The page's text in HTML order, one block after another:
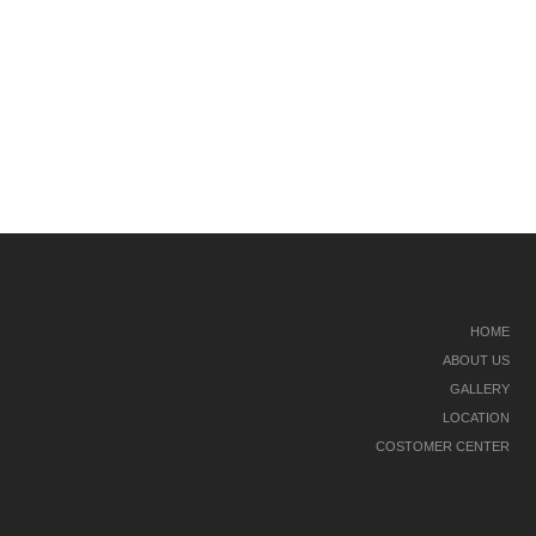
HOME
ABOUT US
GALLERY
LOCATION
COSTOMER CENTER